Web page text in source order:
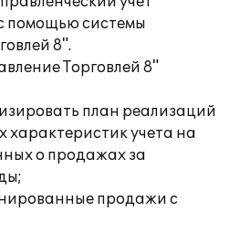
помощью системы
8".
Торговлей 8"
план реализаций
характеристик учета на
о продажах за
продажи с